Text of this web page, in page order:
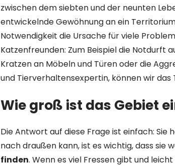
zwischen dem siebten und der neunten
entwickelnde Gewöhnung an ein
Notwendigkeit die Ursache für viele
Katzenfreunden: Zum Beispiel die Notdurft
Kratzen an Möbeln und Türen oder die
und Tierverhaltensexpertin, können wir
Wie groß ist das Gebiet
Die Antwort auf diese Frage ist einfach: Sie
nach draußen kann, ist es wichtig, dass sie
finden. Wenn es viel Fressen gibt und